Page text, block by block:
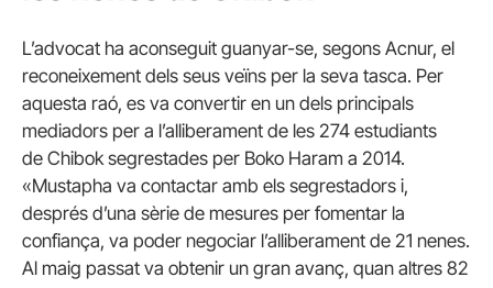
L’advocat ha aconseguit guanyar-se, segons Acnur, el
reconeixement dels seus veïns per la seva tasca. Per
aquesta raó, es va convertir en un dels principals
mediadors per a l’alliberament de les 274 estudiants
de Chibok segrestades per Boko Haram a 2014.
«Mustapha va contactar amb els segrestadors i,
després d’una sèrie de mesures per fomentar la
confiança, va poder negociar l’alliberament de 21 nenes.
Al maig passat va obtenir un gran avanç, quan altres 82